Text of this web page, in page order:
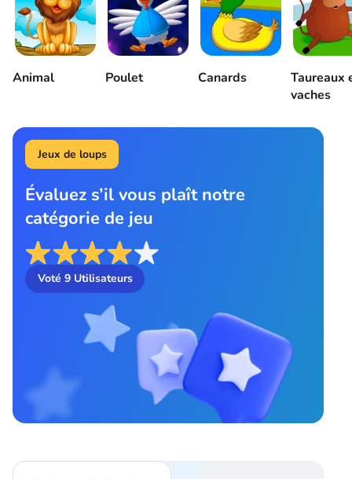
Animal Poulet Canards
Taureaux
vaches
Jeux de loups
Évaluez s’il vous plaît notre
catégorie de jeu
Voté 9Utilisateurs